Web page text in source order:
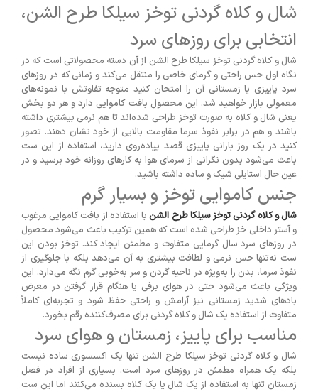
شال و کلاه گردنی توخز سیلکا طرح الشن،
انتخابی برای روزهای سرد
شال و کلاه گردنی توخز سیلکا طرح الشن از آن دسته محصولاتی است که در
نگاه اول حس راحتی و گرمای خاصی را منتقل می‌کند و زمانی که در روزهای
سرد پاییزی یا زمستانی آن را امتحان کنید متوجه تفاوتش با نمونه‌های
معمولی بازار خواهید شد. این محصول بافت کاموایی دارد و هر دو بخش
یعنی شال و کلاه به صورت توخز طراحی شده‌اند تا هم نرمی بیشتری داشته
باشند و هم در برابر نفوذ سرما مقاومت بالایی از خود نشان دهند. تصور
کنید در یک روز بارانی پاییزی قصد پیاده‌روی دارید، استفاده از این ست
باعث می‌شود بدون نگرانی از سرمای هوا به کارهای روزانه خود برسید و در
عین حال استایلی شیک و ساده داشته باشید.
جنس کاموایی توخز و بسیار گرم
شال و کلاه گردنی توخز سیلکا طرح الشنبا استفاده از بافت کاموایی مرغوب
و آستر داخلی خز طراحی شده است که همین ترکیب باعث می‌شود محصول
در روزهای سرد سال گرمایی متفاوت و مطمئن ایجاد کند. توخز بودن این
ست نه‌تنها حس نرمی و لطافت بیشتری به آن می‌دهد بلکه با جلوگیری از
نفوذ سرما، بدن را به‌ویژه در ناحیه گردن و سر به‌خوبی گرم نگه می‌دارد. این
ویژگی باعث می‌شود حتی در هوای برفی یا هنگام قرار گرفتن در معرض
بادهای شدید زمستانی نیز آرامش و راحتی حفظ شود و تجربه‌ای کاملاً
متفاوت از استفاده یک شال و کلاه گردنی برای مصرف‌کننده رقم بخورد.
مناسب برای پاییز، زمستان و هوای سرد
شال و کلاه گردنی توخز سیلکا طرح الشن تنها یک اکسسوری ساده نیست
بلکه یک همراه مطمئن در روزهای سرد است. بسیاری از افراد در فصل
زمستان تنها به استفاده از یک شال یا یک کلاه بسنده می‌کنند اما این ست